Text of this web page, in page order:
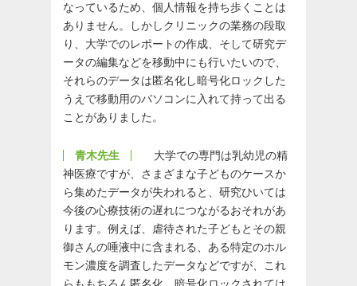
なっているため、個人情報を持ち歩くことは
ありません。しかしクリニックの業務の段取
り、大学でのレポートの作成、そして研究デ
ータの編集などを移動中にも行いたいので、
それらのデータは匿名化し暗号化ロックした
うえで移動用のパソコンに入れて持って出る
ことがありました。
青木先生
大学での専門は乳幼児の精
神医療ですが、さまざまな子どものケースか
ら集めたデータが失われると、研究ひいては
今後の心療技術の遅れにつながるおそれがあ
ります。例えば、虐待された子どもとその親
御さんの唾液中に含まれる、ある特定のホル
モン濃度を調査したデータなどですが、これ